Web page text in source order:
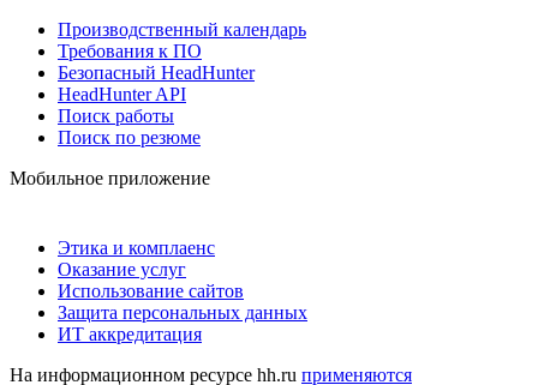
Производственный календарь
Требования к ПО
Безопасный HeadHunter
HeadHunter API
Поиск работы
Поиск по резюме
Мобильное приложение
Этика и комплаенс
Оказание услуг
Использование сайтов
Защита персональных данных
ИТ аккредитация
На информационном ресурсе hh.ru применяются